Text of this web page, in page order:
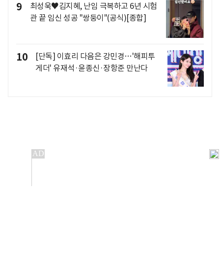
9
최성욱♥김지혜, 난임 극복하고 6년 시험
관 끝 임신 성공 "쌍둥이"(공식)[종합]
10
[단독] 이효리 다음은 강민경…'해피투
게더' 유재석·윤종신·장항준 만난다